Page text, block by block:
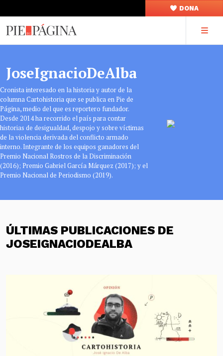
DONA
JoseIgnacioDeAlba
Cronista interesado en la historia y autor de la
columna Cartohistoria que se publica en Pie de
Página, medio del que es reportero fundador.
Desde 2014 ha recorrido el país para contar
historias de desigualdad, despojo y sobre víctimas
de la violencia derivada del conflicto armado
interno. Integrante de los equipos ganadores del
Premio Nacional Rostros de la Discriminación
(2016); Premio Gabriel García Márquez (2017); y el
Premio Nacional de Periodismo (2019).
ÚLTIMAS PUBLICACIONES DE
JOSEIGNACIODEALBA